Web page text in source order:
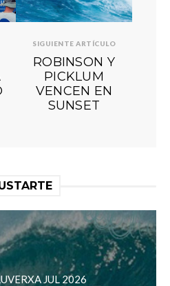
SIGUIENTE ARTÍCULO
ROBINSON Y
PICKLUM
VENCEN EN
SUNSET
JUL 2026